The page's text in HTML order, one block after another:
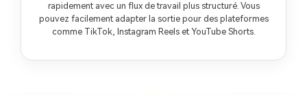
rapidement avec un flux de travail plus structuré. Vous
pouvez facilement adapter la sortie pour des plateformes
comme TikTok, Instagram Reels et YouTube Shorts.